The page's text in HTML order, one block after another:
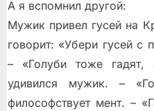
А я вспомнил другой:
Мужик привел гусей на
говорит: «Убери гусей с
– «Голуби тоже
удивился мужик. –
философствует мент. –